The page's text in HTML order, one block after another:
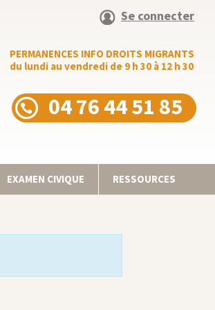
Se connecter
PERMANENCES INFO DROITS MIGRANTS
du lundi au vendredi de 9 h 30 à 12 h 30
04 76 44 51 85
EXAMEN CIVIQUE RESSOURCES